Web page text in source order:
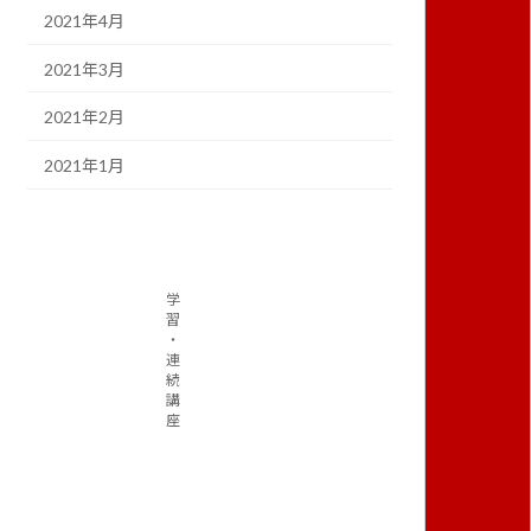
2021年4月
2021年3月
2021年2月
2021年1月
学
習
・
連
続
講
座